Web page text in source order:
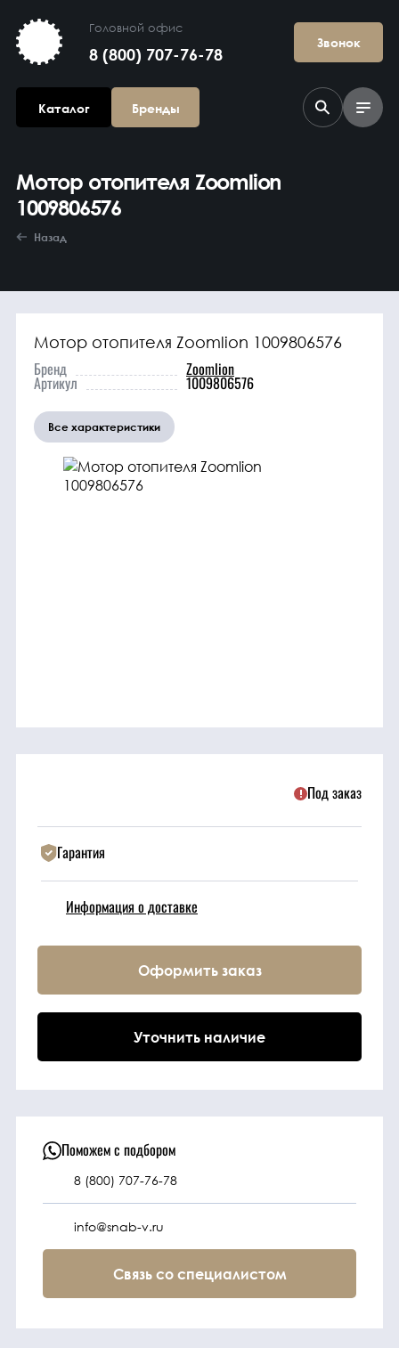
Головной офис
8 (800) 707-76-78
Звонок
Каталог Бренды
Агрегаты в
сборе
Гидравлика и
трансмиссия
ГСМ
запчасти
Техника
Фильтрующие
элементы
Ходовые части
Под заказ
Мотор отопителя Zoomlion
1009806576
Назад
Мотор отопителя Zoomlion 1009806576
Бренд Zoomlion
Артикул 1009806576
Все характеристики
Под заказ
Гарантия
Информация о доставке
Оформить заказ
Уточнить наличие
Поможем с подбором
8 (800) 707-76-78
info@snab-v.ru
Связь со специалистом